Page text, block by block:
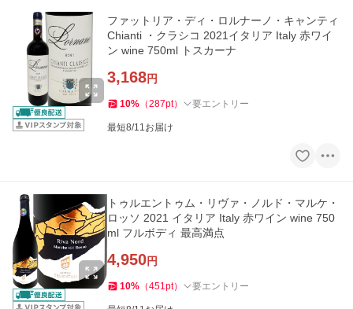
ファットリア・ディ・ロルナーノ・キャンティ
Chianti ・クラシコ 2021イタリア Italy 赤ワイ
ン wine 750ml トスカーナ
3,168円
10% （287pt） 要エントリー
最短8/11お届け
トゥルエントゥム・リヴァ・ノルド・マルケ・
ロッソ 2021 イタリア Italy 赤ワイン wine 750
ml フルボディ 最高満点
4,950円
10% （451pt） 要エントリー